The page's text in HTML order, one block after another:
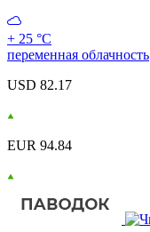
+ 25 °С
переменная облачность
USD 82.17
EUR 94.84